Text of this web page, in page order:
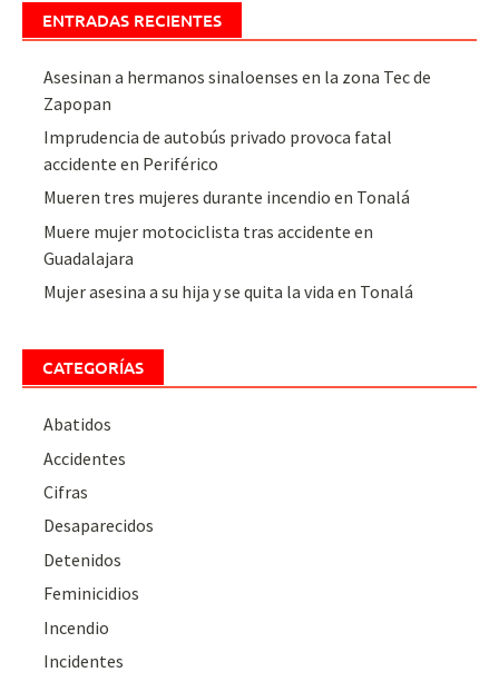
ENTRADAS RECIENTES
Asesinan a hermanos sinaloenses en la zona Tec de
Zapopan
Imprudencia de autobús privado provoca fatal
accidente en Periférico
Mueren tres mujeres durante incendio en Tonalá
Muere mujer motociclista tras accidente en
Guadalajara
Mujer asesina a su hija y se quita la vida en Tonalá
CATEGORÍAS
Abatidos
Accidentes
Cifras
Desaparecidos
Detenidos
Feminicidios
Incendio
Incidentes